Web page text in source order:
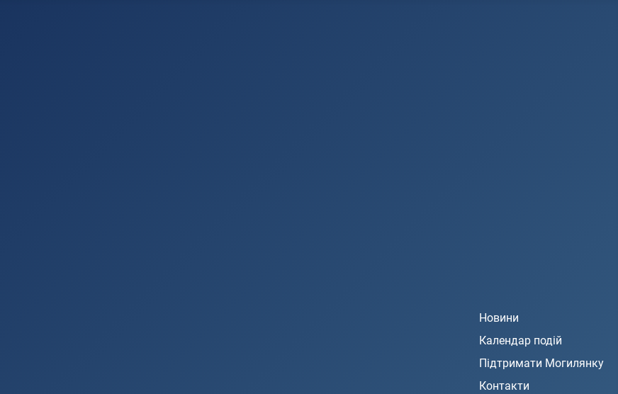
Новини
Календар подій
Підтримати Могилянку
Контакти